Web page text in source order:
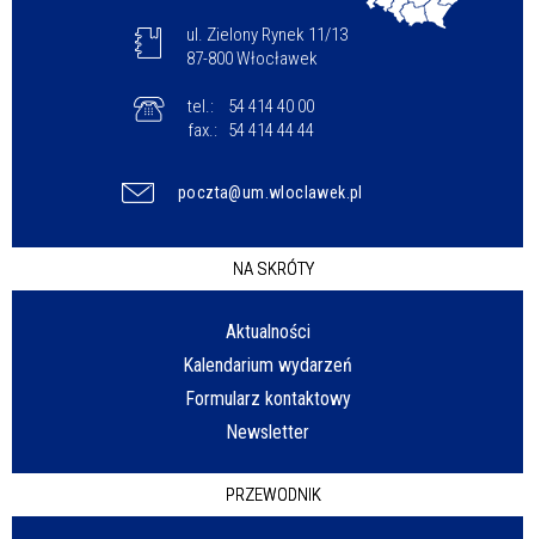
ul. Zielony Rynek 11/13
87-800 Włocławek
tel.:
54 414 40 00
fax.:
54 414 44 44
poczta@um.wloclawek.pl
NA SKRÓTY
Aktualności
Kalendarium wydarzeń
Formularz kontaktowy
Newsletter
PRZEWODNIK